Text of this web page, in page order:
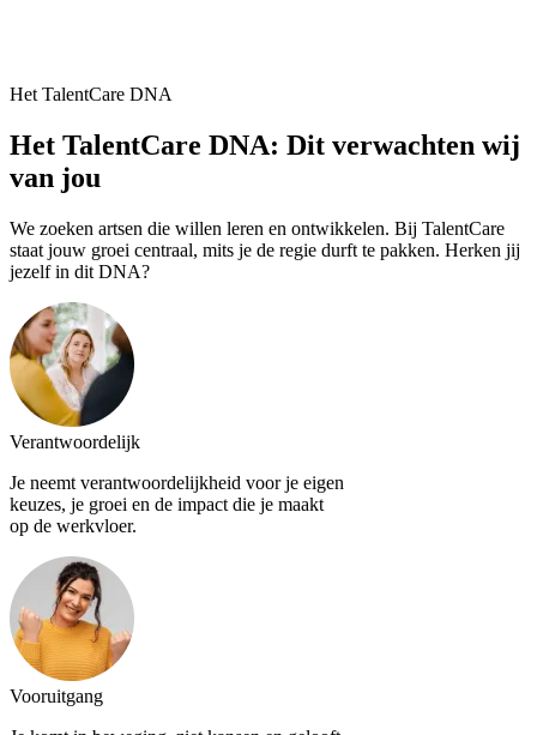
Het TalentCare DNA
Het TalentCare DNA: Dit verwachten wij
van jou
We zoeken artsen die willen leren en ontwikkelen. Bij TalentCare
staat jouw groei centraal, mits je de regie durft te pakken. Herken jij
jezelf in dit DNA?
Verantwoordelijk
Je neemt verantwoordelijkheid voor je eigen
keuzes, je groei en de impact die je maakt
op de werkvloer.
Vooruitgang